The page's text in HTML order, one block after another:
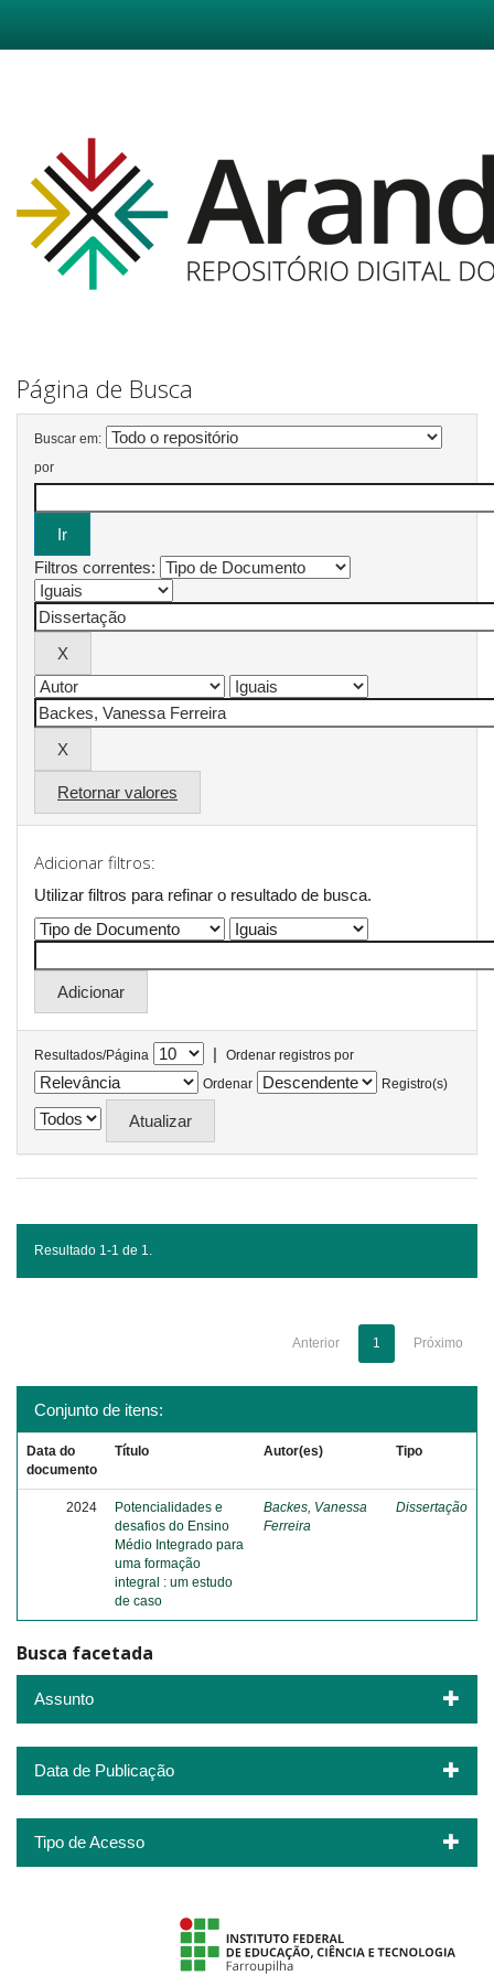
Página de Busca
Buscar em:
por
Filtros correntes:
Retornar valores
Adicionar filtros:
Utilizar filtros para refinar o resultado de busca.
Resultados/Página |
Ordenar registros por
Ordenar
Registro(s)
Resultado 1-1 de 1.
Anterior 1 Próximo
Conjunto de itens:
Data do
documento
Título Autor(es) Tipo
2024
Potencialidades e
desafios do Ensino
Médio Integrado para
uma formação
integral : um estudo
de caso
Backes, Vanessa
Ferreira
Dissertação
Busca facetada
Assunto
Data de Publicação
Tipo de Acesso